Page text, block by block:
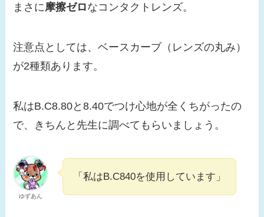
まさに摩擦ゼロなコンタクトレンズ。
注意点としては、ベースカーブ（レンズの丸み）
が2種類あります。
私はB.C8.80と8.40でつけ心地が全くちがったの
で、きちんと先生に調べてもらいましょう。
ゆずあん
「私はB.C840を使用しています」